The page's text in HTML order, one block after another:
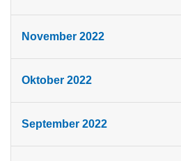
November 2022
Oktober 2022
September 2022